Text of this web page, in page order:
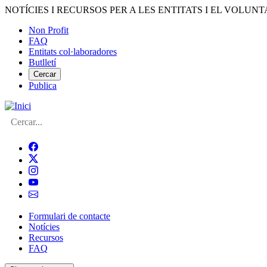
Vés
contingut
NOTÍCIES I RECURSOS PER A LES ENTITATS I EL
Menú
del
compte
d'usuari
Non Profit
FAQ
Entitats col·laboradores
Butlletí
Cercar
Publica
Cerca
Navegació
principal
de
Formulari de contacte
Notícies
Recursos
FAQ